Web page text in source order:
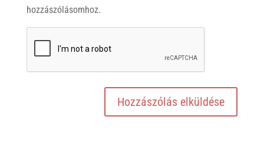
hozzászólásomhoz.